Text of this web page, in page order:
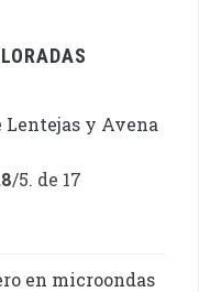
Lentejas y Avena
/5. de 17
en microondas